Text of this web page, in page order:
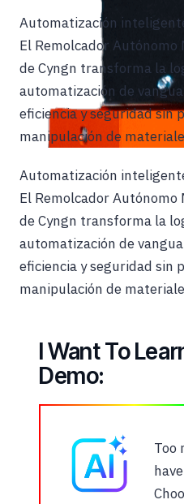
Automatización
El Remolcador
de Cyngn transforma la
automatización de
eficiencia y seguridad sin
manipulación de
Automatización
El Remolcador
de Cyngn transforma la
automatización de
eficiencia y seguridad sin
manipulación de
I Want To
Demo:
Too